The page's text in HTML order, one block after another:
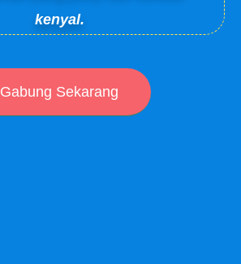
kenyal.
Gabung Sekarang